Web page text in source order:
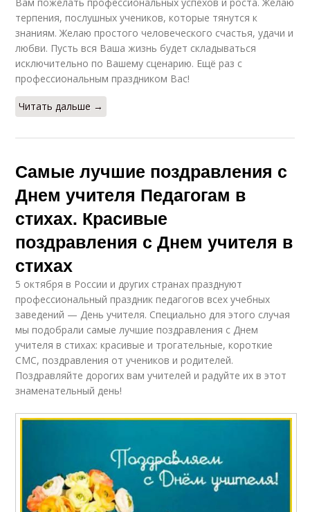
терпения, послушных учеников, которые тянутся к
знаниям. Желаю простого человеческого счастья, удачи и
любви. Пусть вся Ваша жизнь будет складываться
исключительно по Вашему сценарию. Ещё раз с
профессиональным праздником Вас!
Читать дальше →
Самые лучшие поздравления с
Днем учителя Педагогам в
стихах. Красивые
поздравления с Днем учителя в
стихах
5 октября в России и других странах празднуют
профессиональный праздник педагогов всех учебных
заведений — День учителя. Специально для этого случая
мы подобрали самые лучшие поздравления с Днем
учителя в стихах: красивые и трогательные, короткие
СМС, поздравления от учеников и родителей.
Поздравляйте дорогих вам учителей и радуйте их в этот
знаменательный день!